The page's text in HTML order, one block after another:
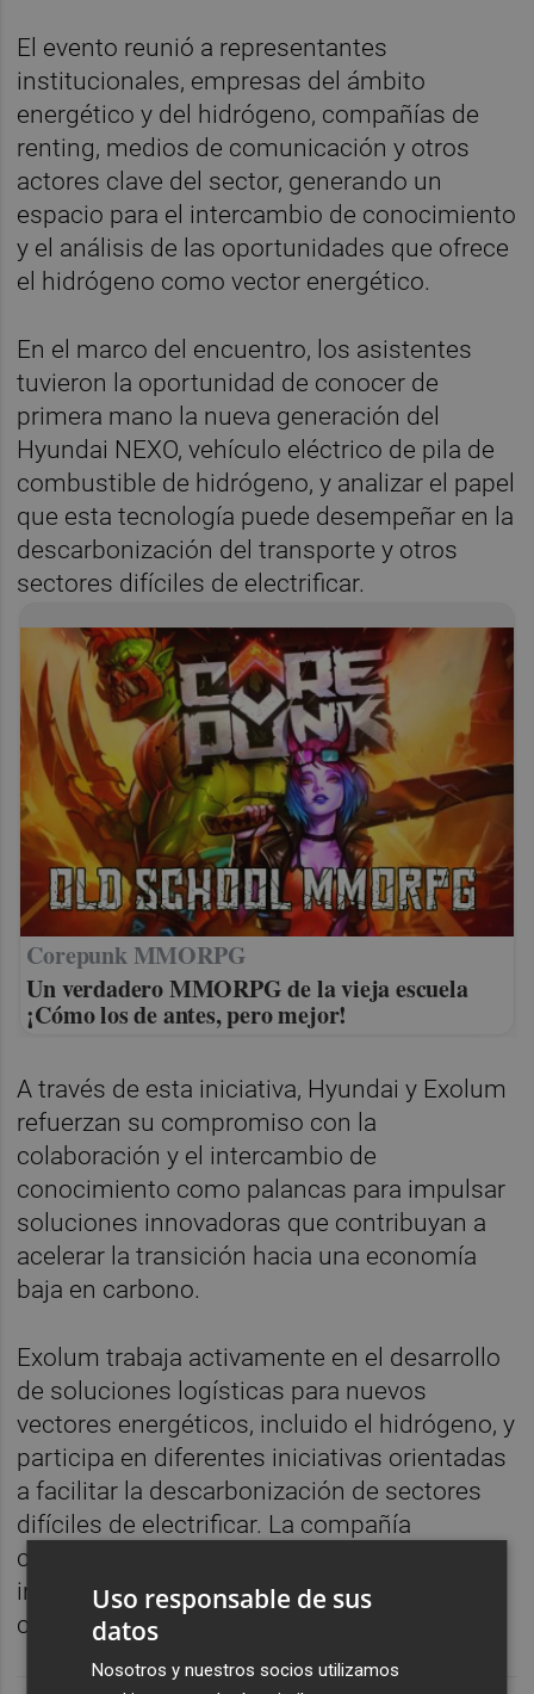
El evento reunió a representantes
institucionales, empresas del ámbito
energético y del hidrógeno, compañías de
renting, medios de comunicación y otros
actores clave del sector, generando un
espacio para el intercambio de conocimiento
y el análisis de las oportunidades que ofrece
el hidrógeno como vector energético.
En el marco del encuentro, los asistentes
tuvieron la oportunidad de conocer de
primera mano la nueva generación del
Hyundai NEXO, vehículo eléctrico de pila de
combustible de hidrógeno, y analizar el papel
que esta tecnología puede desempeñar en la
descarbonización del transporte y otros
sectores difíciles de electrificar.
Corepunk MMORPG
Un verdadero MMORPG de la vieja escuela
¡Cómo los de antes, pero mejor!
A través de esta iniciativa, Hyundai y Exolum
refuerzan su compromiso con la
colaboración y el intercambio de
conocimiento como palancas para impulsar
soluciones innovadoras que contribuyan a
acelerar la transición hacia una economía
baja en carbono.
Exolum trabaja activamente en el desarrollo
de soluciones logísticas para nuevos
vectores energéticos, incluido el hidrógeno, y
participa en diferentes iniciativas orientadas
a facilitar la descarbonización de sectores
difíciles de electrificar. La compañía
considera que la colaboración entre
industria, movilidad e infraestructuras será
clave para acelerar la transición energética.
Uso responsable de sus
datos
Nosotros y nuestros socios utilizamos